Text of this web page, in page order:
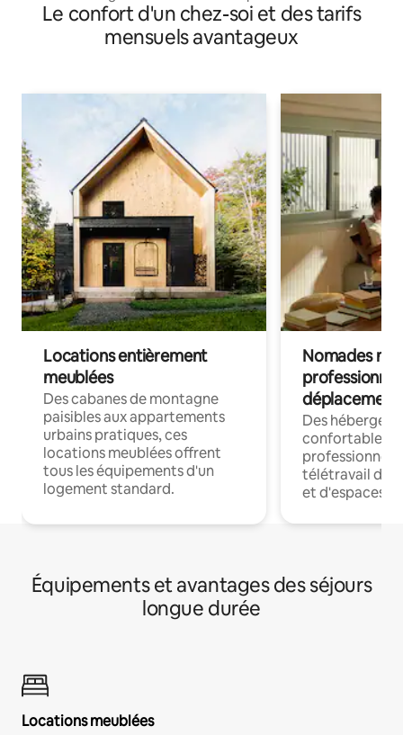
Le confort d'un chez-soi et des tarifs
mensuels avantageux
Locations entièrement
meublées
Des cabanes de montagne
paisibles aux appartements
urbains pratiques, ces
locations meublées offrent
tous les équipements d'un
logement standard.
Nomades
déplacement
Des
confortables
professionnels
télétravail
et d'espaces
Équipements et avantages des séjours
longue durée
Locations meublées